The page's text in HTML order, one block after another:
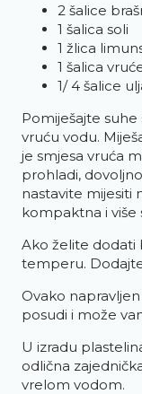
2 šalice
1 šalica soli
1 žlica
1 šalica
1/ 4 šalice
Pomiješajte
vruću vodu.
je smjesa vruća
prohladi,
nastavite mijesiti
kompaktna i više
Ako želite dodati
temperu.
Ovako
posudi i može
U izradu
odlična
vrelom vodom.